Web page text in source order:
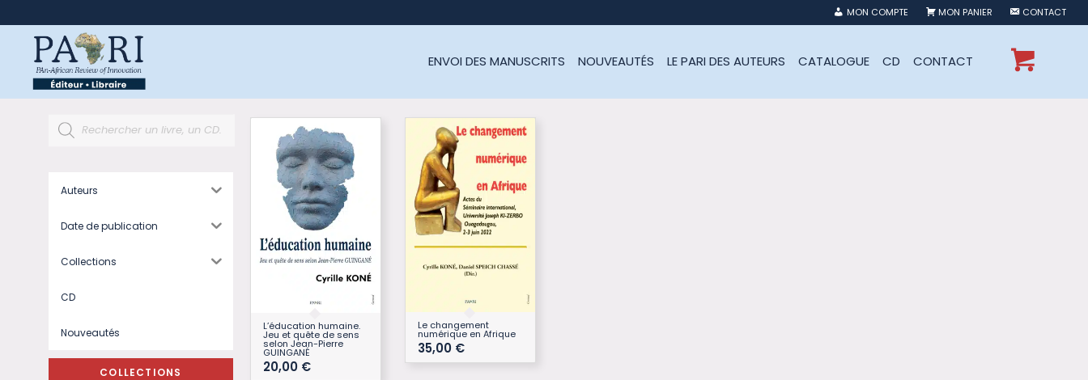
MON COMPTE MON PANIER CONTACT
ENVOI DES MANUSCRITS NOUVEAUTÉS LE PARI DES AUTEURS CATALOGUE CD CONTACT
L’éducation humaine.
Jeu et quête de sens
selon Jean-Pierre
GUINGANÉ
20,00 €
Le changement
numérique en Afrique
35,00 €
Auteurs
Date de publication
Collections
CD
Nouveautés
COLLECTIONS